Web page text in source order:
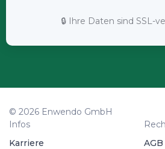
🔒 Ihre Daten sind SSL-
© 2026 Enwendo GmbH
Infos
Karriere
AGB